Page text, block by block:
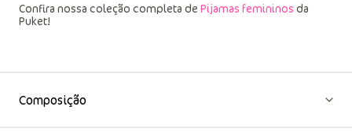
Confira nossa coleção completa de Pijamas femininos da
Puket!
Composição